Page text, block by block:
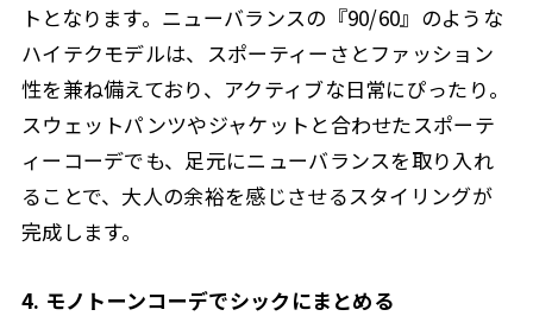
トとなります。ニューバランスの『90/60』のような
ハイテクモデルは、スポーティーさとファッション
性を兼ね備えており、アクティブな日常にぴったり。
スウェットパンツやジャケットと合わせたスポーテ
ィーコーデでも、足元にニューバランスを取り入れ
ることで、大人の余裕を感じさせるスタイリングが
完成します。
4. モノトーンコーデでシックにまとめる